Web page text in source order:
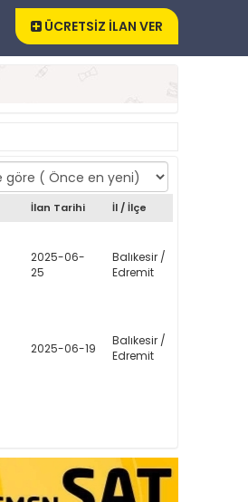
ÜCRETSİZ İLAN VER
İlan Tarihi İl / İlçe
2025-06-
25
Balıkesir /
Edremit
2025-06-19
Balıkesir /
Edremit